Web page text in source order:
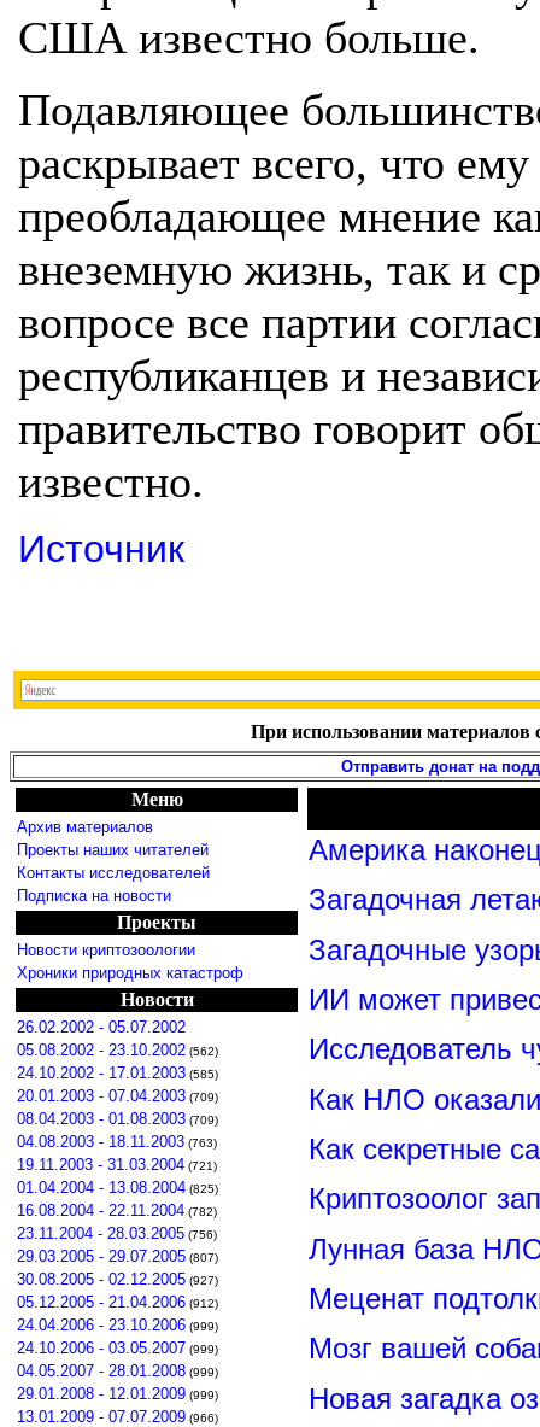
США известно больше.
Подавляющее
раскрывает всего, что
преобладающее мнение
внеземную жизнь, так и
вопросе все партии
республиканцев и
правительство говорит
известно.
Источник
При использовании материалов
Отправить донат на
Меню
Архив материалов
Проекты наших читателей
Контакты исследователей
Подписка на новости
Проекты
Новости криптозоологии
Хроники природных катастроф
Новости
26.02.2002 - 05.07.2002
05.08.2002 - 23.10.2002 (562)
24.10.2002 - 17.01.2003 (585)
20.01.2003 - 07.04.2003 (709)
08.04.2003 - 01.08.2003 (709)
04.08.2003 - 18.11.2003 (763)
19.11.2003 - 31.03.2004 (721)
01.04.2004 - 13.08.2004 (825)
16.08.2004 - 22.11.2004 (782)
23.11.2004 - 28.03.2005 (756)
29.03.2005 - 29.07.2005 (807)
30.08.2005 - 02.12.2005 (927)
05.12.2005 - 21.04.2006 (912)
24.04.2006 - 23.10.2006 (999)
24.10.2006 - 03.05.2007 (999)
04.05.2007 - 28.01.2008 (999)
29.01.2008 - 12.01.2009 (999)
13.01.2009 - 07.07.2009 (966)
Америка
Загадочная
Загадочные
ИИ может
Исследователь
Как НЛО
Как секретные
Криптозоолог
Лунная база
Меценат
Мозг вашей
Новая загадка